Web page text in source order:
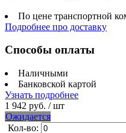
По цене транспортной
Подробнее про доставку
Способы оплаты
Наличными
Банковской картой
Узнать подробнее
1 942 руб. / шт
Ожидается
Кол-во: